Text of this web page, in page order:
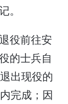
。
役前往安
的士兵自
出现役的
完成；因